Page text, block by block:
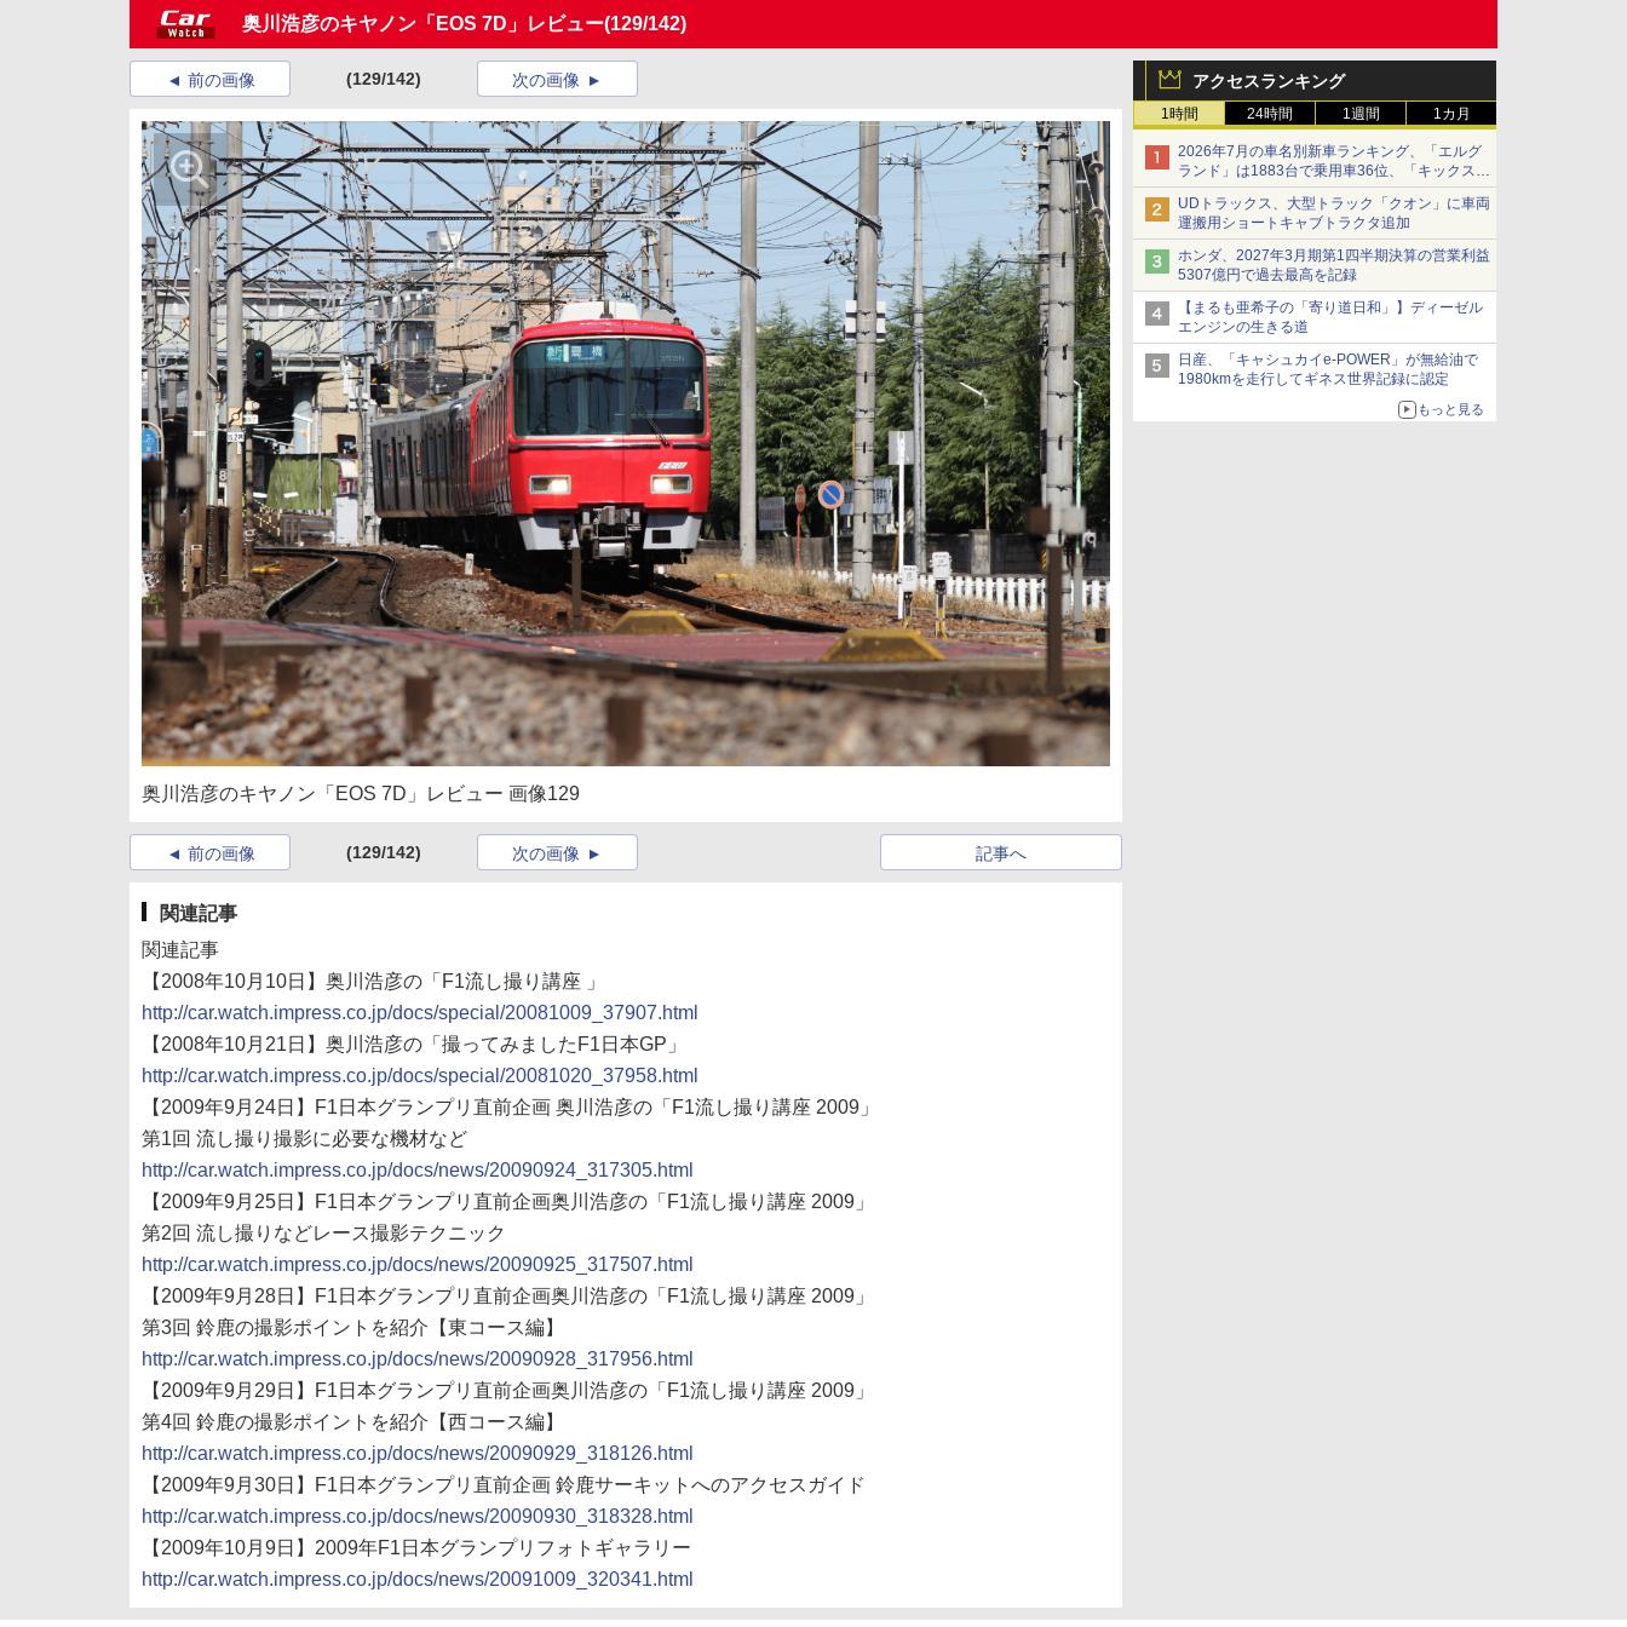
奥川浩彦のキヤノン「EOS 7D」レビュー(129/142)
アクセスランキング
1時間 24時間 1週間 1カ月
2026年7月の車名別新車ランキング、「エルグ
ランド」は1883台で乗用車36位、「キックス」
は2591台で27位に
UDトラックス、大型トラック「クオン」に車両
運搬用ショートキャブトラクタ追加
ホンダ、2027年3月期第1四半期決算の営業利益
5307億円で過去最高を記録
【まるも亜希子の「寄り道日和」】ディーゼル
エンジンの生きる道
日産、「キャシュカイe-POWER」が無給油で
1980kmを走行してギネス世界記録に認定
もっと見る
前の画像 (129/142) 次の画像
奥川浩彦のキヤノン「EOS 7D」レビュー 画像129
前の画像 (129/142) 記事へ
次の画像
関連記事
関連記事
【2008年10月10日】奥川浩彦の「F1流し撮り講座 」
http://car.watch.impress.co.jp/docs/special/20081009_37907.html
【2008年10月21日】奥川浩彦の「撮ってみましたF1日本GP」
http://car.watch.impress.co.jp/docs/special/20081020_37958.html
【2009年9月24日】F1日本グランプリ直前企画 奥川浩彦の「F1流し撮り講座 2009」
第1回 流し撮り撮影に必要な機材など
http://car.watch.impress.co.jp/docs/news/20090924_317305.html
【2009年9月25日】F1日本グランプリ直前企画奥川浩彦の「F1流し撮り講座 2009」
第2回 流し撮りなどレース撮影テクニック
http://car.watch.impress.co.jp/docs/news/20090925_317507.html
【2009年9月28日】F1日本グランプリ直前企画奥川浩彦の「F1流し撮り講座 2009」
第3回 鈴鹿の撮影ポイントを紹介【東コース編】
http://car.watch.impress.co.jp/docs/news/20090928_317956.html
【2009年9月29日】F1日本グランプリ直前企画奥川浩彦の「F1流し撮り講座 2009」
第4回 鈴鹿の撮影ポイントを紹介【西コース編】
http://car.watch.impress.co.jp/docs/news/20090929_318126.html
【2009年9月30日】F1日本グランプリ直前企画 鈴鹿サーキットへのアクセスガイド
http://car.watch.impress.co.jp/docs/news/20090930_318328.html
【2009年10月9日】2009年F1日本グランプリフォトギャラリー
http://car.watch.impress.co.jp/docs/news/20091009_320341.html